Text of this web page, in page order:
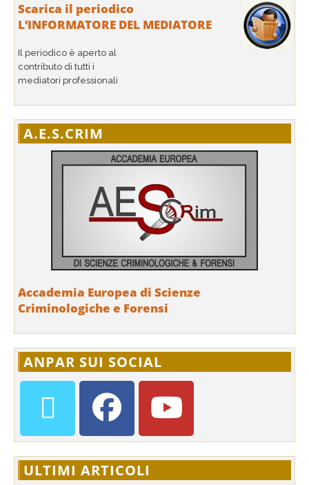
Scarica il periodico
L’INFORMATORE DEL MEDIATORE
Il periodico è aperto al
contributo di tutti i
mediatori professionali
A.E.S.CRIM
Accademia Europea di Scienze
Criminologiche e Forensi
ANPAR SUI SOCIAL
ULTIMI ARTICOLI